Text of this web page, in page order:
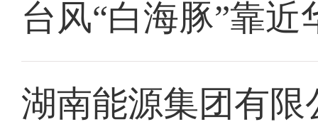
台风“白海豚”靠近
湖南能源集团有